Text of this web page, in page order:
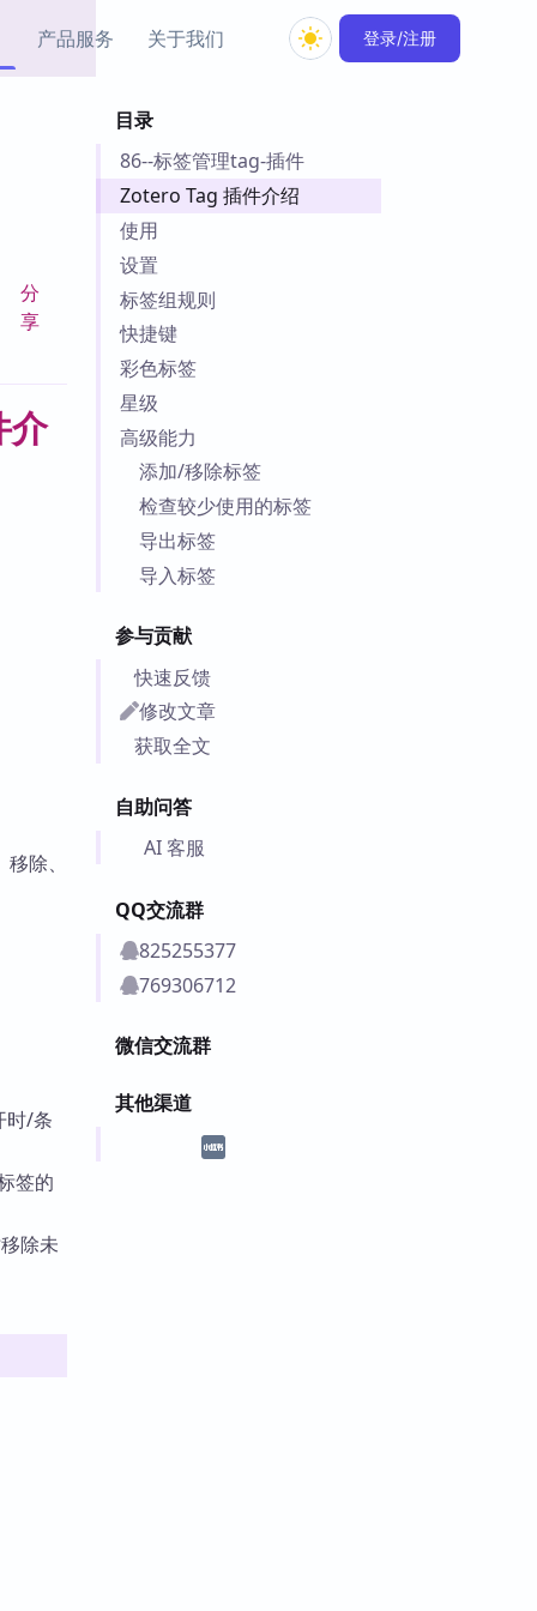
产品服务
出品的闪念笔记
件，丰富笔记页
Obsidian 教程
基础用法、插件与外观
关于我们 登录/注册
目录
86--标签管理tag-插件
Zotero Tag 插件介绍
使用
设置
标签组规则
快捷键
彩色标签
星级
高级能力
添加/移除标签
检查较少使用的标签
导出标签
导入标签
参与贡献
快速反馈
修改文章
获取全文
自助问答
AI 客服
QQ交流群
825255377
769306712
微信交流群
其他渠道
分
享
除、
时/条
签的
除未